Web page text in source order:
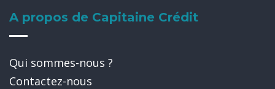
A propos de Capitaine Crédit
Qui sommes-nous ?
Contactez-nous